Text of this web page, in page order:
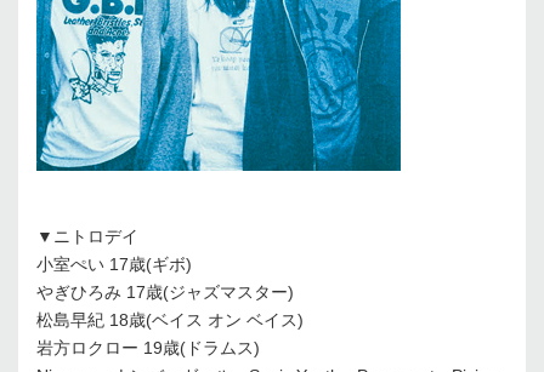
▼ニトロデイ
小室ぺい 17歳(ギボ)
やぎひろみ 17歳(ジャズマスター)
松島早紀 18歳(ベイス オン ベイス)
岩方ロクロー 19歳(ドラムス)